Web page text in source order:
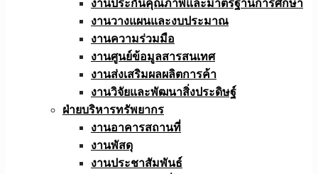
งานประกันคุณภาพและมาตรฐานการศึกษา
งานวางแผนและงบประมาณ
งานความร่วมมือ
งานศูนย์ข้อมูลสารสนเทศ
งานส่งเสริมผลผลิตการค้า
งานวิจัยและพัฒนาสิ่งประดิษฐ์
ฝ่ายบริหารทรัพยากร
งานอาคารสถานที่
งานพัสดุ
งานประชาสัมพันธ์